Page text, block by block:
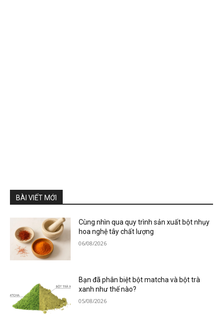
BÀI VIẾT MỚI
Cùng nhìn qua quy trình sản xuất bột nhụy
hoa nghệ tây chất lượng
06/08/2026
Bạn đã phân biệt bột matcha và bột trà
xanh như thế nào?
05/08/2026